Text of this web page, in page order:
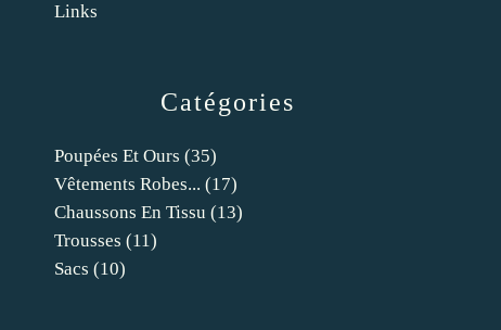
Catégories
Poupées Et Ours (35)
Vêtements Robes... (17)
Chaussons En Tissu (13)
Trousses (11)
Sacs (10)
Links